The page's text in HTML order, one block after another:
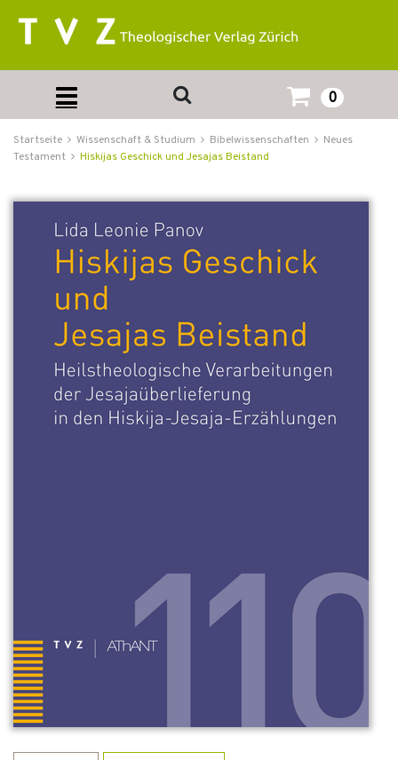
0
Startseite Wissenschaft & Studium Bibelwissenschaften
Neues
Testament
Hiskijas Geschick und Jesajas Beistand